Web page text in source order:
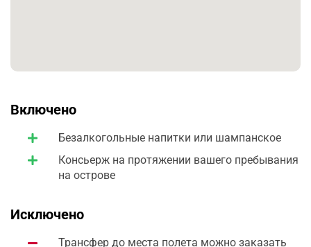
Включено
Безалкогольные напитки или шампанское
Консьерж на протяжении вашего пребывания
на острове
Исключено
Трансфер до места полета можно заказать